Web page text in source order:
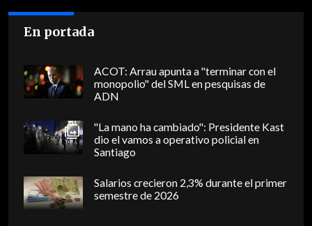
En portada
ACOT: Arrau apunta a "terminar con el
monopolio" del SML en pesquisas de
ADN
"La mano ha cambiado": Presidente Kast
dio el vamos a operativo policial en
Santiago
Salarios crecieron 2,3% durante el primer
semestre de 2026